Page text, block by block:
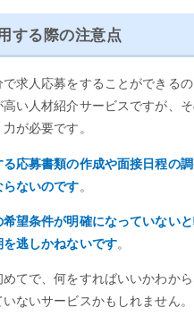
する際の注意点
求人応募をすることができる
い人材紹介サービスですが、
が必要です。
応募書類の作成や面接日程の
らないのです。
望条件が明確になっていない
逃しかねないです。
てで、何をすればいいかわから
ないサービスかもしれません。